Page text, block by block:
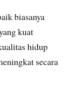
biasanya
kuat
hidup
secara